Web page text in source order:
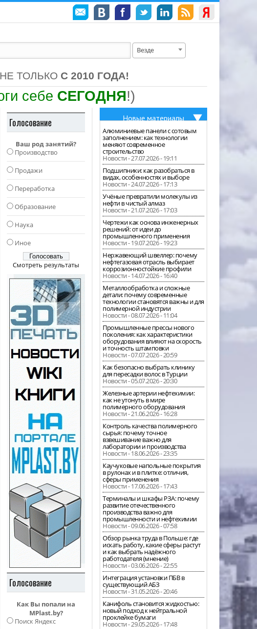
Везде
ТОЛЬКО С 2010 ГОДА!
себе СЕГОДНЯ!)
Голосование
Ваш род занятий?
Производство
Продажи
Переработка
Образование
Наука
Иное
Смотреть результаты
Голосование
Как Вы попали на
MPlast.by?
Поиск Яндекс
Новые материалы
Алюминиевые панели с сотовым
заполнением: как технологии
меняют современное
строительство
Новости - 27.07.2026 - 19:11
Подшипники: как разобраться в
видах, особенностях и выборе
Новости - 24.07.2026 - 17:13
Учёные превратили молекулы из
нефти в чистый алмаз
Новости - 21.07.2026 - 17:03
Чертежи как основа инженерных
решений: от идеи до
промышленного применения
Новости - 19.07.2026 - 19:23
Нержавеющий швеллер: почему
нефтегазовая отрасль выбирает
коррозионностойкие профили
Новости - 14.07.2026 - 16:40
Металлообработка и сложные
детали: почему современные
технологии становятся важны и для
полимерной индустрии
Новости - 08.07.2026 - 11:04
Промышленные прессы нового
поколения: как характеристики
оборудования влияют на скорость
и точность штамповки
Новости - 07.07.2026 - 20:59
Как безопасно выбрать клинику
для пересадки волос в Турции
Новости - 05.07.2026 - 20:30
Железные артерии нефтехимии:
как не утонуть в мире
полимерного оборудования
Новости - 21.06.2026 - 16:28
Контроль качества полимерного
сырья: почему точное
взвешивание важно для
лаборатории и производства
Новости - 18.06.2026 - 23:35
Каучуковые напольные покрытия
в рулонах и в плитке: отличия,
сферы применения
Новости - 17.06.2026 - 17:43
Терминалы и шкафы РЗА: почему
развитие отечественного
производства важно для
промышленности и нефтехимии
Новости - 09.06.2026 - 07:58
Обзор рынка труда в Польше: где
искать работу, какие сферы растут
и как выбрать надёжного
работодателя (мнение)
Новости - 03.06.2026 - 22:55
Интеграция установки ПБВ в
существующий АБЗ
Новости - 31.05.2026 - 20:46
Канифоль становится жидкостью:
новый подход к нейтральной
проклейке бумаги
Новости - 29.05.2026 - 17:48